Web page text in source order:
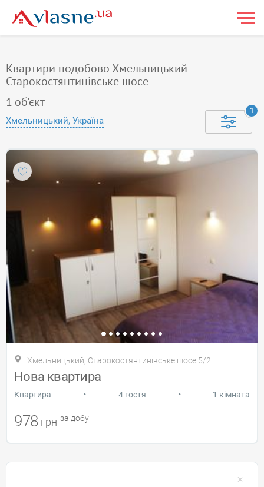
Квартири подобово Хмельницький —
Старокостянтинівське шосе
1 об'єкт
Хмельницький, Україна
1
Хмельницький, Старокостянтинівське шосе 5/2
Нова квартира
Квартира • 4 гостя • 1 кімната
978 грн за добу